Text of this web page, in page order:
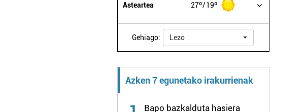
Asteartea 27º 19º
Gehiago: Lezo
Azken 7 egunetako irakurrienak
Bapo bazkalduta hasiera